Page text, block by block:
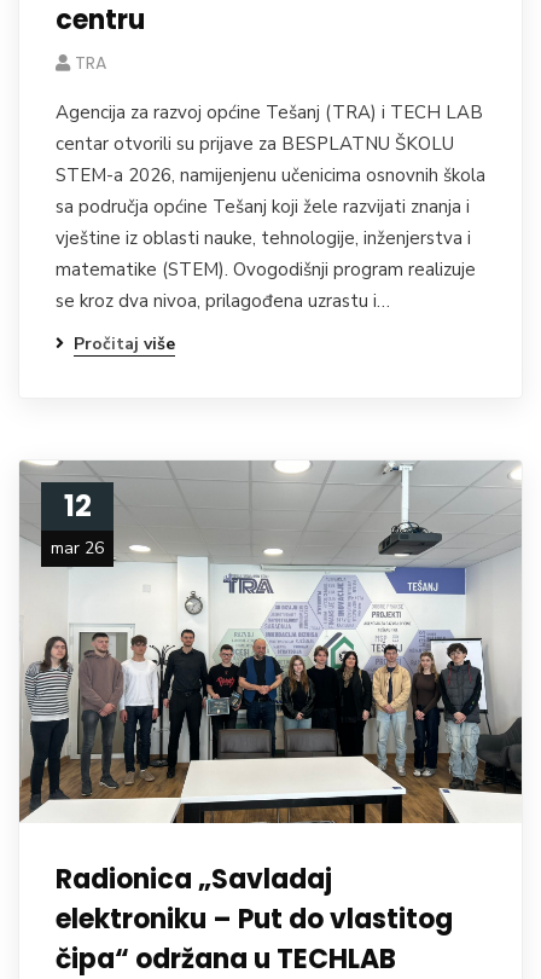
centru
TRA
Agencija za razvoj općine Tešanj (TRA) i TECH LAB
centar otvorili su prijave za BESPLATNU ŠKOLU
STEM-a 2026, namijenjenu učenicima osnovnih škola
sa područja općine Tešanj koji žele razvijati znanja i
vještine iz oblasti nauke, tehnologije, inženjerstva i
matematike (STEM). Ovogodišnji program realizuje
se kroz dva nivoa, prilagođena uzrastu i…
Pročitaj više
12
mar 26
Radionica „Savladaj
elektroniku – Put do vlastitog
čipa“ održana u TECHLAB